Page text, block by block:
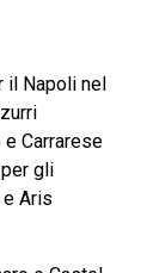
il Napoli nel
Carrarese
gli
Aris